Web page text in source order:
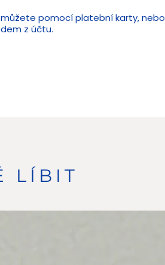
pomocí platební karty, nebo
z účtu.
LÍBIT